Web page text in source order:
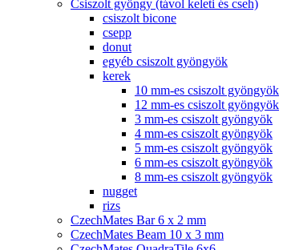
Csiszolt gyöngy (távol keleti és cseh)
csiszolt bicone
csepp
donut
egyéb csiszolt gyöngyök
kerek
10 mm-es csiszolt gyöngyök
12 mm-es csiszolt gyöngyök
3 mm-es csiszolt gyöngyök
4 mm-es csiszolt gyöngyök
5 mm-es csiszolt gyöngyök
6 mm-es csiszolt gyöngyök
8 mm-es csiszolt gyöngyök
nugget
rizs
CzechMates Bar 6 x 2 mm
CzechMates Beam 10 x 3 mm